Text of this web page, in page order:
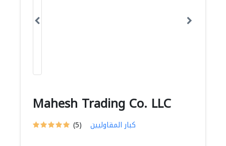
Mahesh Trading Co. LLC
(5) كبار المقاوليين